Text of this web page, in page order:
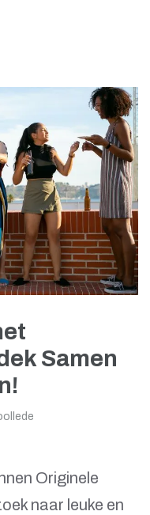
Samen
Originele
naar leuke en